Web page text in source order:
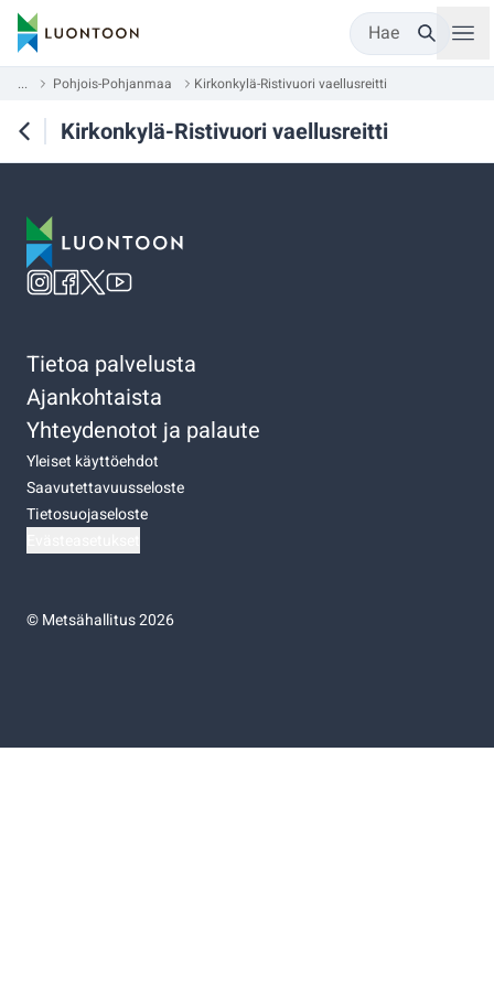
Hae
... Pohjois-Pohjanmaa Kirkonkylä-Ristivuori vaellusreitti
Kirkonkylä-Ristivuori vaellusreitti
Tietoa palvelusta
Ajankohtaista
Yhteydenotot ja palaute
Yleiset käyttöehdot
Saavutettavuusseloste
Tietosuojaseloste
©Metsähallitus 2026